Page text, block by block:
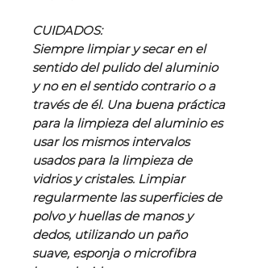
CUIDADOS:
Siempre limpiar y secar en el
sentido del pulido del aluminio
y no en el sentido contrario o a
través de él. Una buena práctica
para la limpieza del aluminio es
usar los mismos intervalos
usados para la limpieza de
vidrios y cristales. Limpiar
regularmente las superficies de
polvo y huellas de manos y
dedos, utilizando un paño
suave, esponja o microfibra